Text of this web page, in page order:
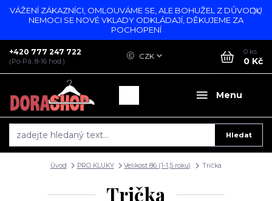
VÁŽENÍ ZÁKAZNÍCI, OMLOUVÁME SE, ALE BOHUŽEL Z DŮVODU
NEMOCI SE NOVÉ VKLADY ODKLÁDAJÍ, DĚKUJEME ZA
POCHOPENÍ
Menu
CZK
Hledat
+420 777 247 722
(Po-Pá, 8-16 hod.)
0 ks
0 Kč
Úvod PRO KLUKY Velikost 86 (1-1,5 roku) Trička
Trička